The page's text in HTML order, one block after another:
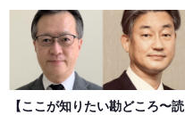
【ここが知りたい勘どころ〜読